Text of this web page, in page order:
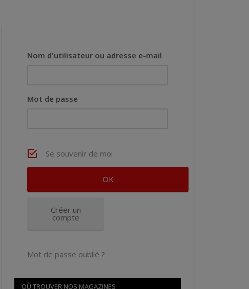
Nom d'utilisateur ou adresse e-mail
Mot de passe
Se souvenir de moi
Créer un
compte
Mot de passe oublié ?
OÙ TROUVER NOS MAGAZINES